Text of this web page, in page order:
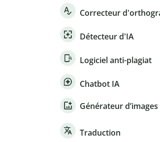
Correcteur
Détecteur d'IA
Logiciel anti-plagiat
Chatbot IA
Générateur d’images
Traduction